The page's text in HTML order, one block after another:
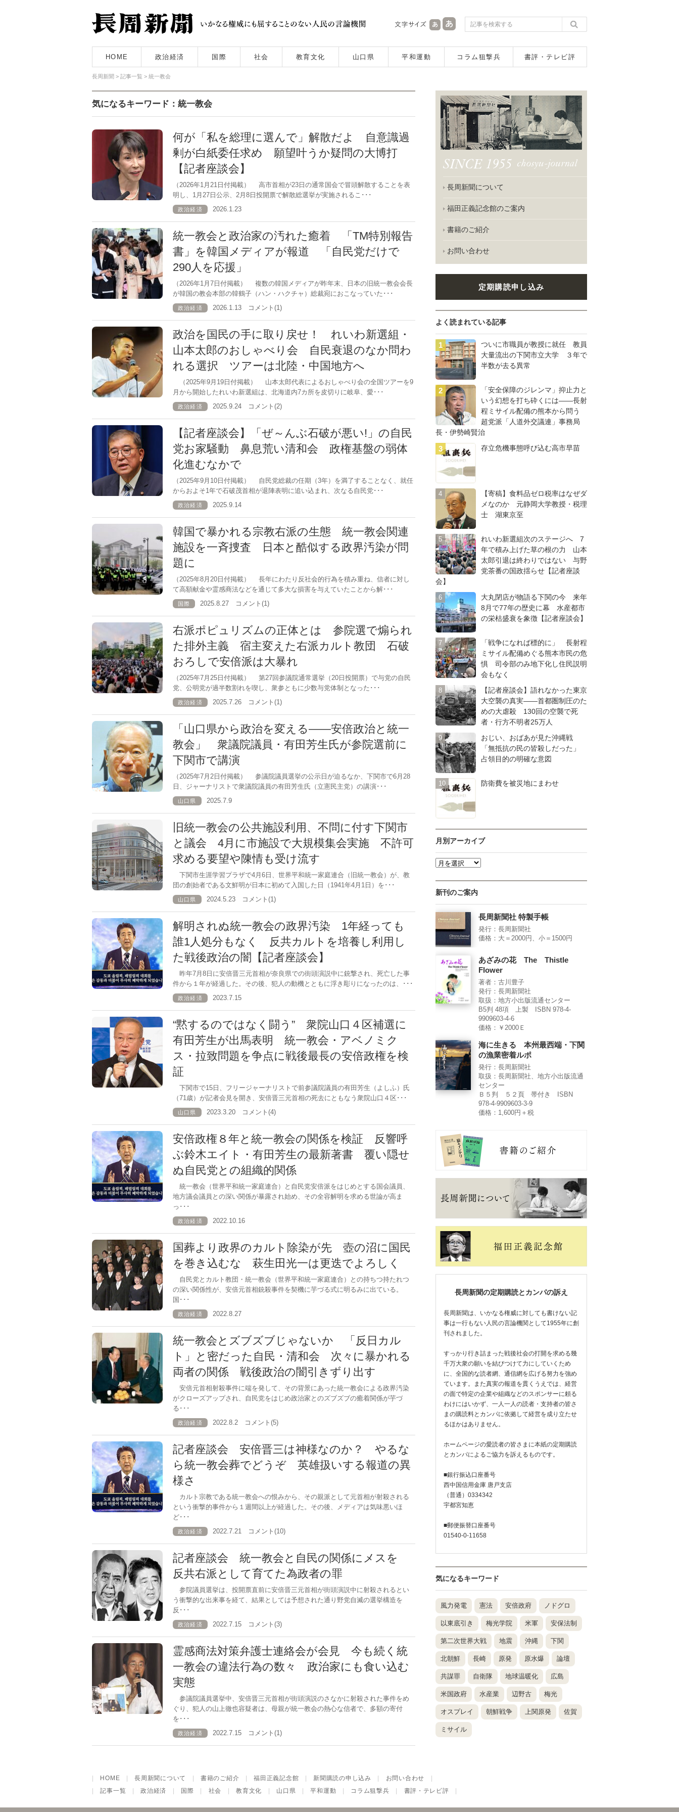
HOME 政治経済 国際 社会 教育文化 山口県 平和運動 コラム狙撃兵 書評・テレビ評
長周新聞 > 記事一覧 > 統一教会
気になるキーワード：統一教会
何が「私を総理に選んで」解散だよ 自意識過
剰が白紙委任求め 願望叶うか疑問の大博打
【記者座談会】
（2026年1月21日付掲載） 高市首相が23日の通常国会で冒頭解散することを表
明し、1月27日公示、2月8日投開票で解散総選挙が実施されるこ･･･
政治経済 2026.1.23
統一教会と政治家の汚れた癒着 「TM特別報告
書」を韓国メディアが報道 「自民党だけで
290人を応援」
（2026年1月7日付掲載） 複数の韓国メディアが昨年末、日本の旧統一教会会長
が韓国の教会本部の韓鶴子（ハン・ハクチャ）総裁宛におこなっていた･･･
政治経済 2026.1.13 コメント(1)
政治を国民の手に取り戻せ！ れいわ新選組・
山本太郎のおしゃべり会 自民衰退のなか問わ
れる選択 ツアーは北陸・中国地方へ
（2025年9月19日付掲載） 山本太郎代表によるおしゃべり会の全国ツアーを9
月から開始したれいわ新選組は、北海道内7カ所を皮切りに岐阜、愛･･･
政治経済 2025.9.24 コメント(2)
【記者座談会】「ぜ～んぶ石破が悪い!」の自民
党お家騒動 鼻息荒い清和会 政権基盤の弱体
化進むなかで
（2025年9月10日付掲載） 自民党総裁の任期（3年）を満了することなく、就任
からおよそ1年で石破茂首相が退陣表明に追い込まれ、次なる自民党･･･
政治経済 2025.9.14
韓国で暴かれる宗教右派の生態 統一教会関連
施設を一斉捜査 日本と酷似する政界汚染が問
題に
（2025年8月20日付掲載） 長年にわたり反社会的行為を積み重ね、信者に対し
て高額献金や霊感商法などを通じて多大な損害を与えていたことから解･･･
国際 2025.8.27 コメント(1)
右派ポピュリズムの正体とは 参院選で煽られ
た排外主義 宿主変えた右派カルト教団 石破
おろしで安倍派は大暴れ
（2025年7月25日付掲載） 第27回参議院通常選挙（20日投開票）で与党の自民
党、公明党が過半数割れを喫し、衆参ともに少数与党体制となった･･･
政治経済 2025.7.26 コメント(1)
「山口県から政治を変える――安倍政治と統一
教会」 衆議院議員・有田芳生氏が参院選前に
下関市で講演
（2025年7月2日付掲載） 参議院議員選挙の公示日が迫るなか、下関市で6月28
日、ジャーナリストで衆議院議員の有田芳生氏（立憲民主党）の講演･･･
山口県 2025.7.9
旧統一教会の公共施設利用、不問に付す下関市
と議会 4月に市施設で大規模集会実施 不許可
求める要望や陳情も受け流す
下関市生涯学習プラザで4月6日、世界平和統一家庭連合（旧統一教会）が、教
団の創始者である文鮮明が日本に初めて入国した日（1941年4月1日）を･･･
山口県 2024.5.23 コメント(1)
解明されぬ統一教会の政界汚染 1年経っても
誰1人処分もなく 反共カルトを培養し利用し
た戦後政治の闇【記者座談会】
昨年7月8日に安倍晋三元首相が奈良県での街頭演説中に銃撃され、死亡した事
件から１年が経過した。その後、犯人の動機とともに浮き彫りになったのは、･･･
政治経済 2023.7.15
“黙するのではなく闘う” 衆院山口４区補選に
有田芳生が出馬表明 統一教会・アベノミク
ス・拉致問題を争点に戦後最長の安倍政権を検
証
下関市で15日、フリージャーナリストで前参議院議員の有田芳生（よしふ）氏
（71歳）が記者会見を開き、安倍晋三元首相の死去にともなう衆院山口４区･･･
山口県 2023.3.20 コメント(4)
安倍政権８年と統一教会の関係を検証 反響呼
ぶ鈴木エイト・有田芳生の最新著書 覆い隠せ
ぬ自民党との組織的関係
統一教会（世界平和統一家庭連合）と自民党安倍派をはじめとする国会議員、
地方議会議員との深い関係が暴露され始め、その全容解明を求める世論が高ま
っ･･･
政治経済 2022.10.16
国葬より政界のカルト除染が先 壺の沼に国民
を巻き込むな 萩生田光一は更迭でよろしく
自民党とカルト教団・統一教会（世界平和統一家庭連合）との持ちつ持たれつ
の深い関係性が、安倍元首相銃殺事件を契機に芋づる式に明るみに出ている。
国･･･
政治経済 2022.8.27
統一教会とズブズブじゃないか 「反日カル
ト」と密だった自民・清和会 次々に暴かれる
両者の関係 戦後政治の闇引きずり出す
安倍元首相射殺事件に端を発して、その背景にあった統一教会による政界汚染
がクローズアップされ、自民党をはじめ政治家とのズブズブの癒着関係が芋づ
る･･･
政治経済 2022.8.2 コメント(5)
記者座談会 安倍晋三は神様なのか？ やるな
ら統一教会葬でどうぞ 英雄扱いする報道の異
様さ
カルト宗教である統一教会への恨みから、その親派として元首相が射殺される
という衝撃的事件から１週間以上が経過した。その後、メディアは気味悪いほ
ど･･･
政治経済 2022.7.21 コメント(10)
記者座談会 統一教会と自民の関係にメスを
反共右派として育てた為政者の罪
参院議員選挙は、投開票直前に安倍晋三元首相が街頭演説中に射殺されるとい
う衝撃的な出来事を経て、結果としては予想された通り野党自滅の選挙構造を
反･･･
政治経済 2022.7.15 コメント(3)
霊感商法対策弁護士連絡会が会見 今も続く統
一教会の違法行為の数々 政治家にも食い込む
実態
参議院議員選挙中、安倍晋三元首相が街頭演説のさなかに射殺された事件をめ
ぐり、犯人の山上徹也容疑者は、母親が統一教会の熱心な信者で、多額の寄付
を･･･
政治経済 2022.7.15 コメント(1)
長周新聞について
福田正義記念館のご案内
書籍のご紹介
お問い合わせ
定期購読申し込み
よく読まれている記事
ついに市職員が教授に就任 教員
大量流出の下関市立大学 ３年で
半数が去る異常
「安全保障のジレンマ」抑止力と
いう幻想を打ち砕くには――長射
程ミサイル配備の熊本から問う
超党派「人道外交議連」事務局
長・伊勢崎賢治
存立危機事態呼び込む高市早苗
【寄稿】食料品ゼロ税率はなぜダ
メなのか 元静岡大学教授・税理
士 湖東京至
れいわ新選組次のステージへ 7
年で積み上げた草の根の力 山本
太郎引退は終わりではない 与野
党茶番の国政揺らせ【記者座談
会】
大丸閉店が物語る下関の今 来年
8月で77年の歴史に幕 水産都市
の栄枯盛衰を象徴【記者座談会】
「戦争になれば標的に」 長射程
ミサイル配備めぐる熊本市民の危
惧 司令部のみ地下化し住民説明
会もなく
【記者座談会】語れなかった東京
大空襲の真実――首都圏制圧のた
めの大虐殺 130回の空襲で死
者・行方不明者25万人
おじい、おばあが見た沖縄戦
「無抵抗の民の皆殺しだった」
占領目的の明確な意図
防衛費を被災地にまわせ
月別アーカイブ
新刊のご案内
長周新聞社 特製手帳
発行：長周新聞社
価格：大＝2000円、小＝1500円
あざみの花 The Thistle
Flower
著者：古川豊子
発行：長周新聞社
取扱：地方小出版流通センター
B5判 48項 上製 ISBN 978-4-
9909603-4-6
価格：￥2000Ｅ
海に生きる 本州最西端・下関
の漁業密着ルポ
発行：長周新聞社
取扱：長周新聞社、地方小出版流通
センター
Ｂ５判 ５２頁 帯付き ISBN
978-4-9909603-3-9
価格：1,600円＋税
長周新聞の定期購読とカンパの訴え
長周新聞は、いかなる権威に対しても書けない記
事は一行もない人民の言論機関として1955年に創
刊されました。
すっかり行き詰まった戦後社会の打開を求める幾
千万大衆の願いを結びつけて力にしていくため
に、全国的な読者網、通信網を広げる努力を強め
ています。また真実の報道を貫くうえでは、経営
の面で特定の企業や組織などのスポンサーに頼る
わけにはいかず、一人一人の読者・支持者の皆さ
まの購読料とカンパに依拠して経営を成り立たせ
るほかはありません。
ホームページの愛読者の皆さまに本紙の定期購読
とカンパによるご協力を訴えるものです。
■銀行振込口座番号
西中国信用金庫 唐戸支店
（普通）0334342
宇都宮知恵
■郵便振替口座番号
01540-0-11658
気になるキーワード
風力発電 憲法 安倍政府 ノドグロ
以東底引き 梅光学院 米軍 安保法制
第二次世界大戦 地震 沖縄 下関
北朝鮮 長崎 原発 原水爆 論壇
共謀罪 自衛隊 地球温暖化 広島
米国政府 水産業 辺野古 梅光
オスプレイ 朝鮮戦争 上関原発 佐賀
ミサイル
HOME |長周新聞について |書籍のご紹介 |福田正義記念館 新聞購読の申し込み お問い合わせ
|記事一覧 |政治経済 国際 社会 |教育文化 山口県 |平和運動 コラム狙撃兵 書評・テレビ評